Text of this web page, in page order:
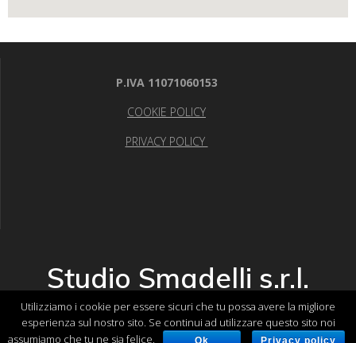
P.IVA 11071060153
COOKIE POLICY
PRIVACY POLICY
Studio Smadelli s.r.l.
© 2026 Studio Smadelli s.r.l.. Creato con WordPress e con il
temaEmpowerWP Theme
Utilizziamo i cookie per essere sicuri che tu possa avere la migliore
esperienza sul nostro sito. Se continui ad utilizzare questo sito noi
assumiamo che tu ne sia felice.
Ok Privacy policy